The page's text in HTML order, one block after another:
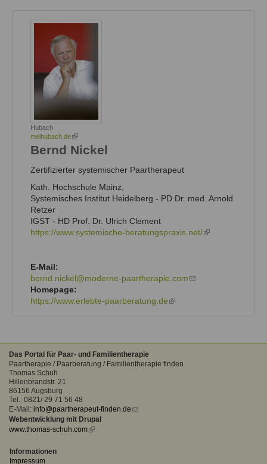
Hubach
melhubach.de(link
is
external)
Bernd Nickel
Zertifizierter systemischer Paartherapeut
Kath. Hochschule Mainz,
Systemisches Institut Heidelberg - PD Dr. med. Arnold
Retzer
IGST - HD Prof. Dr. Ulrich Clement
https://www.systemische-beratungspraxis.net/(link
E-Mail:
bernd.nickel@moderne-paartherapie.com(link
Homepage:
https://www.erlebte-paarberatung.de(link
Das Portal für Paar- und Familientherapie
Paartherapie / Paarberatung / Familientherapie finden
Thomas Schuh
Hillenbrandstr. 21
86156 Augsburg
Tel.: 0821/ 29 71 56 48
E-Mail: info@paartherapeut-finden.de (link
Webentwicklung mit Drupal
www.thomas-schuh.com(link
Informationen
Impressum